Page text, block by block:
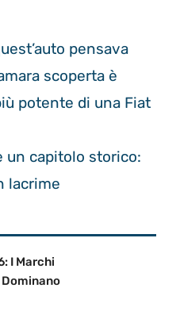
pensava
scoperta è
potente di una Fiat
un capitolo storico:
lacrime
I Marchi
Dominano